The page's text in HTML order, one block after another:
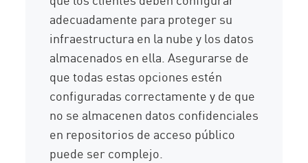
adecuadamente para proteger su
infraestructura en la nube y los datos
almacenados en ella. Asegurarse de
que todas estas opciones estén
configuradas correctamente y de que
no se almacenen datos confidenciales
en repositorios de acceso público
puede ser complejo.